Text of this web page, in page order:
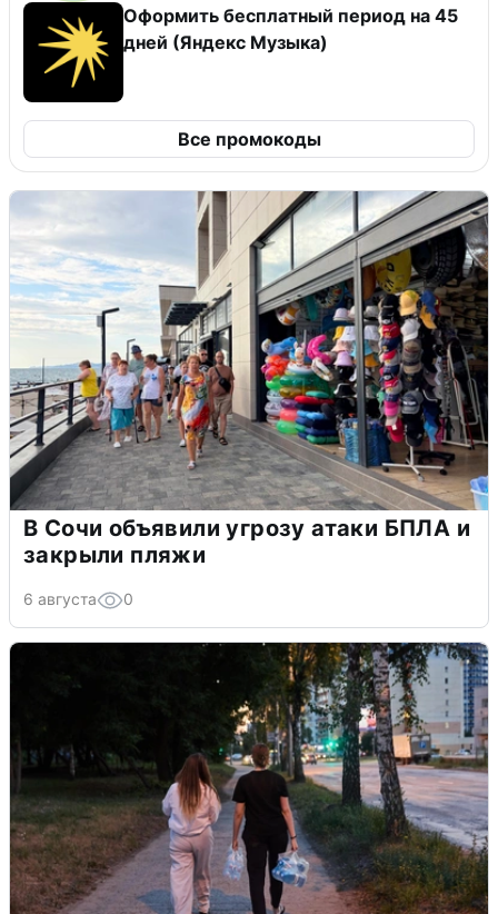
Оформить бесплатный период на 45
дней (Яндекс Музыка)
Все промокоды
В Сочи объявили угрозу атаки БПЛА и
закрыли пляжи
6 августа 0